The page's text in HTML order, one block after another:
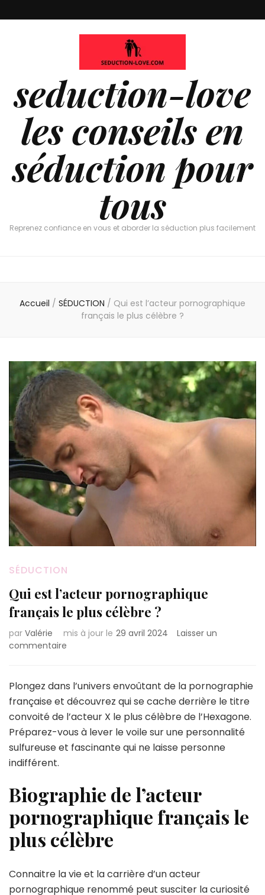
seduction-love
les conseils en
séduction pour
tous
Reprenez confiance en vous et aborder la séduction plus facilement
Accueil / SÉDUCTION / Qui est l’acteur pornographique
français le plus célèbre ?
SÉDUCTION
Qui est l’acteur pornographique
français le plus célèbre ?
par Valérie mis à jour le 29 avril 2024
Laisser un
commentaire
l’acteur
pornographique
français
le
plus
célèbre
Plongez dans l’univers envoûtant de la pornographie
française et découvrez qui se cache derrière le titre
convoité de l’acteur X le plus célèbre de l’Hexagone.
Préparez-vous à lever le voile sur une personnalité
sulfureuse et fascinante qui ne laisse personne
indifférent.
Biographie de l’acteur
pornographique français le
plus célèbre
Connaitre la vie et la carrière d’un acteur
pornographique renommé peut susciter la curiosité